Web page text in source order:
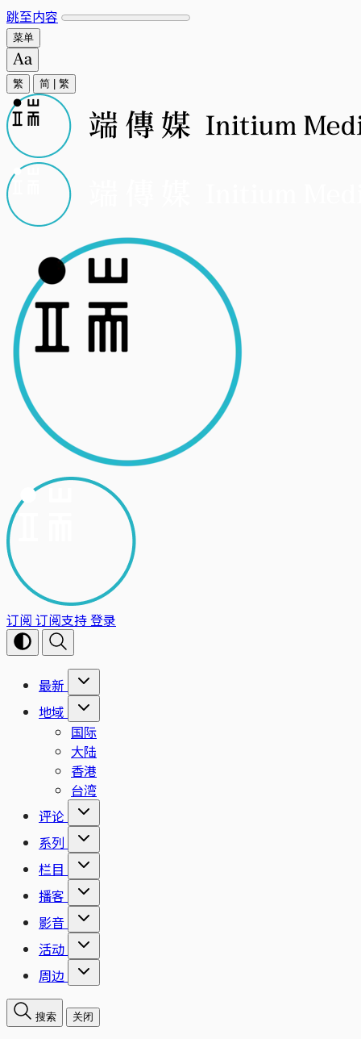
跳至内容
菜单
繁 简 繁
订阅 订阅支持登录
最新
地域
国际
大陆
香港
台湾
评论
系列
栏目
播客
影音
活动
周边
搜索 关闭